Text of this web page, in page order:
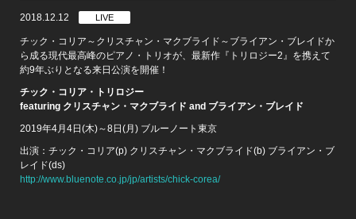
2018.12.12 LIVE
チック・コリア～クリスチャン・マクブライド～ブライアン・ブレイドか
ら成る現代最高峰のピアノ・トリオが、最新作『トリロジー2』を携えて
約9年ぶりとなる来日公演を開催！
チック・コリア・トリロジー
featuring クリスチャン・マクブライド and ブライアン・ブレイド
2019年4月4日(木)～8日(月) ブルーノート東京
出演：チック・コリア(p) クリスチャン・マクブライド(b) ブライアン・ブ
レイド(ds)
http://www.bluenote.co.jp/jp/artists/chick-corea/